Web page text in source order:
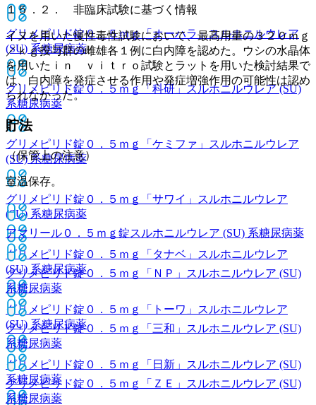
グリメピリド錠０．５ｍｇ「オーハラ」スルホニルウレア
(SU) 系糖尿病薬
グリメピリド錠０．５ｍｇ「科研」スルホニルウレア (SU)
系糖尿病薬
グリメピリド錠０．５ｍｇ「ケミファ」
スルホニルウレア
(SU) 系糖尿病薬
グリメピリド錠０．５ｍｇ「サワイ」
スルホニルウレア
(SU) 系糖尿病薬
グリメピリド錠０．５ｍｇ「タナベ」
スルホニルウレア
(SU) 系糖尿病薬
グリメピリド錠０．５ｍｇ「トーワ」
スルホニルウレア
(SU) 系糖尿病薬
グリメピリド錠０．５ｍｇ「日新」
スルホニルウレア (SU)
系糖尿病薬
１５．２． 非臨床試験に基づく情報
イヌを用いた慢性毒性試験において、最高用量の３２０ｍｇ
／ｋｇ投与群の雌雄各１例に白内障を認めた。ウシの水晶体
を用いたｉｎ ｖｉｔｒｏ試験とラットを用いた検討結果で
は、白内障を発症させる作用や発症増強作用の可能性は認め
られなかった。
貯法
（保管上の注意）
室温保存。
アマリール０．５ｍｇ錠スルホニルウレア (SU) 系糖尿病薬
グリメピリド錠０．５ｍｇ「ＮＰ」
スルホニルウレア (SU)
系糖尿病薬
グリメピリド錠０．５ｍｇ「三和」
スルホニルウレア (SU)
系糖尿病薬
グリメピリド錠０．５ｍｇ「ＺＥ」
スルホニルウレア (SU)
系糖尿病薬